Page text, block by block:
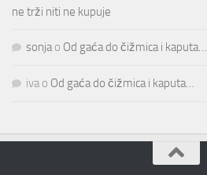
ne trži niti ne kupuje
sonjao Od gaća do čižmica i kaputa…
iva o Od gaća do čižmica i kaputa…